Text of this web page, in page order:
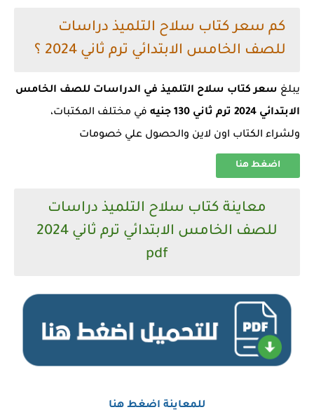
كم سعر كتاب سلاح التلميذ دراسات
للصف الخامس الابتدائي ترم ثاني 2024 ؟
يبلغ سعر كتاب سلاح التلميذ في الدراسات للصف الخامس
الابتدائي 2024 ترم ثاني 130 جنيه
في مختلف المكتبات،
ولشراء الكتاب اون لاين والحصول علي خصومات
اضغط هنا
معاينة كتاب سلاح التلميذ دراسات
للصف الخامس الابتدائي ترم ثاني 2024
pdf
للمعاينة اضغط هنا